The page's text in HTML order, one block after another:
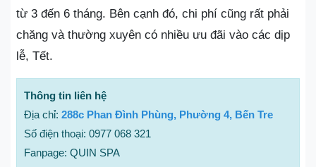
từ 3 đến 6 tháng. Bên cạnh đó, chi phí cũng rất phải
chăng và thường xuyên có nhiều ưu đãi vào các dịp
lễ, Tết.
Thông tin liên hệ
Địa chỉ: 288c Phan Đình Phùng, Phường 4, Bến Tre
Số điện thoại: 0977 068 321
Fanpage: QUIN SPA